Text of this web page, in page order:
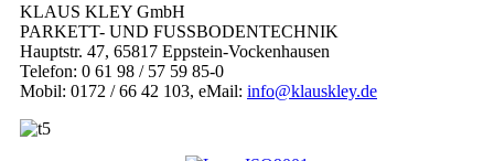
KLAUS KLEY GmbH
PARKETT- UND FUSSBODENTECHNIK
Hauptstr. 47, 65817 Eppstein-Vockenhausen
Telefon: 0 61 98 / 57 59 85-0
Mobil: 0172 / 66 42 103, eMail: info@klauskley.de